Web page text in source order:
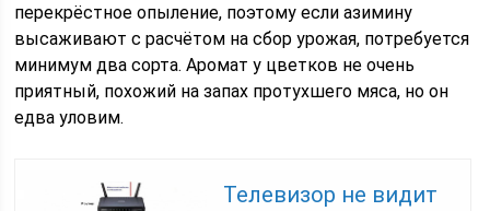
перекрёстное опыление, поэтому если азимину
высаживают с расчётом на сбор урожая, потребуется
минимум два сорта. Аромат у цветков не очень
приятный, похожий на запах протухшего мяса, но он
едва уловим.
Телевизор не видит